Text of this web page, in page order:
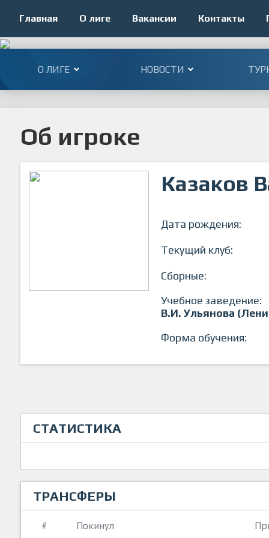
Главная О лиге Вакансии Контакты
О ЛИГЕ НОВОСТИ
Об игроке
Казаков
Дата рождения:
Текущий клуб:
Сборные:
Учебное заведение:
В.И. Ульянова
Форма обучения:
СТАТИСТИКА
ТРАНСФЕРЫ
# Покинул